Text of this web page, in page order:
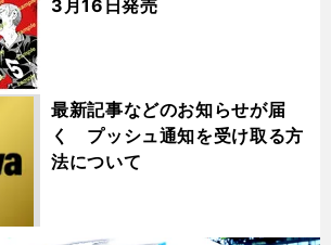
3月16日発売
最新記事などのお知らせが届
く プッシュ通知を受け取る方
法について